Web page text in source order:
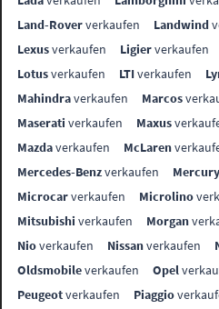
Land-Roververkaufen Landwind
Lexusverkaufen Ligierverkaufen
Lotusverkaufen LTIverkaufen
Mahindraverkaufen Marcos
Maserati verkaufen Maxus
Mazdaverkaufen McLaren
Mercedes-Benzverkaufen Mercury
Microcarverkaufen Microlino
Mitsubishi verkaufen Morgan
Nioverkaufen Nissanverkaufen
Oldsmobileverkaufen Opel
Peugeotverkaufen Piaggio